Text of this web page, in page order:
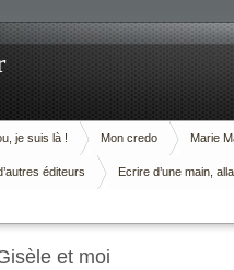
je suis là ! Mon credo Marie
éditeurs Ecrire d’une main,
et moi